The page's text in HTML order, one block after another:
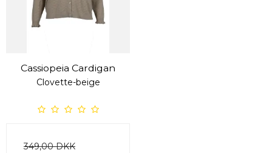
Cassiopeia Cardigan
Clovette-beige
349,00 DKK